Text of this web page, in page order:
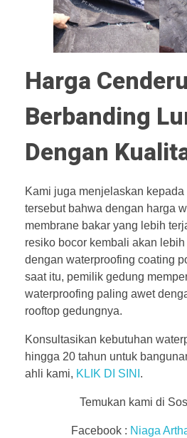
Harga
Berbanding
Dengan
Kami juga menjelaskan
tersebut bahwa dengan harga
membrane bakar yang lebih
resiko bocor kembali akan
dengan waterproofing coating
saat itu, pemilik gedung
waterproofing paling awet
rooftop gedungnya.
Konsultasikan kebutuhan
hingga 20 tahun untuk
ahli kami, KLIK DI SINI .
Temukan kami di
Facebook : Niaga